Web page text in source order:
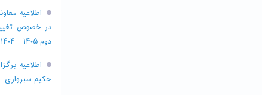
اطلاعیه
در خصوص تغییر
دوم ۱۴۰۵ – ۱۴۰۴
حکیم سبزواری